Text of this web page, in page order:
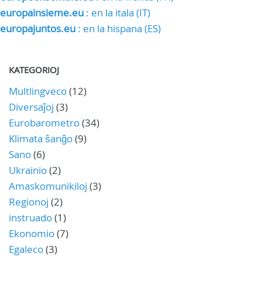
europainsieme.eu : en la itala (IT)
europajuntos.eu : en la hispana (ES)
KATEGORIOJ
Multlingveco(12)
Diversaĵoj (3)
Eurobarometro(34)
Klimata ŝanĝo(9)
Sano(6)
Ukrainio(2)
Amaskomunikiloj (3)
Regionoj (2)
instruado(1)
Ekonomio(7)
Egaleco(3)